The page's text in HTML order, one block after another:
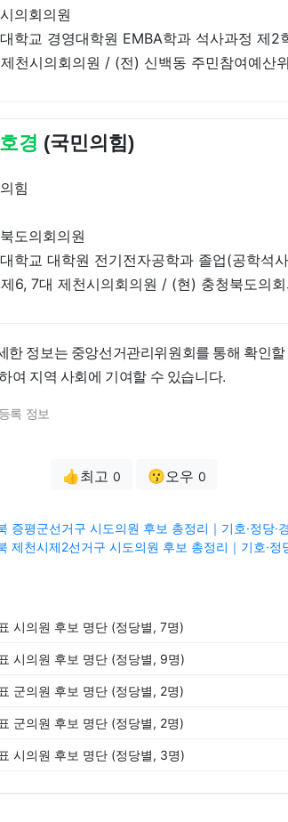
의회의원
학교 경영대학원 EMBA학과 석사과정 제2
천시의회의원 / (전) 신백동 주민참여예산
경 (국민의힘)
힘
도의회의원
학교 대학원 전기전자공학과 졸업(공학석
6, 7대 제천시의회의원 / (현) 충청북도의회
한 정보는 중앙선거관리위원회를 통해 확인
여 지역 사회에 기여할 수 있습니다.
록 정보
👍최고 0 😗오우 0
증평군선거구 시도의원 후보 총정리｜기호·정당·
제천시제2선거구 시도의원 후보 총정리｜기호·정
시의원 후보 명단 (정당별, 7명)
시의원 후보 명단 (정당별, 9명)
군의원 후보 명단 (정당별, 2명)
군의원 후보 명단 (정당별, 2명)
시의원 후보 명단 (정당별, 3명)